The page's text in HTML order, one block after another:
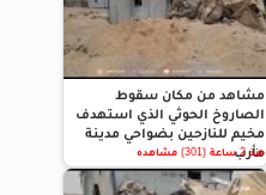
مشاهد من مكان سقوط
الصاروخ الحوثي الذي استهدف
مخيم للنازحين بضواحي مدينة
مأرب
منذ 2 ساعة (301) مشاهده